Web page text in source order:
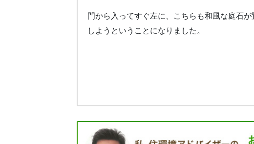
門から入ってすぐ左に、こちらも和風な庭石
しようということになりました。